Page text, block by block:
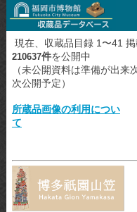
現在、収蔵品目録 1〜41
210637件を公開中
（未公開資料は準備が出来
次公開予定）
所蔵品画像の利用につい
て